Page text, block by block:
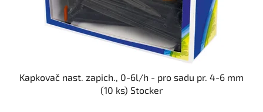
Kapkovač nast. zapich., 0-6l/h - pro sadu pr. 4-6 mm
(10 ks) Stocker